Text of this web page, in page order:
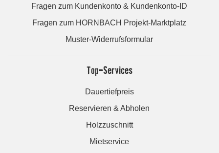
Fragen zum Kundenkonto & Kundenkonto-ID
Fragen zum HORNBACH Projekt-Marktplatz
Muster-Widerrufsformular
Top-Services
Dauertiefpreis
Reservieren & Abholen
Holzzuschnitt
Mietservice